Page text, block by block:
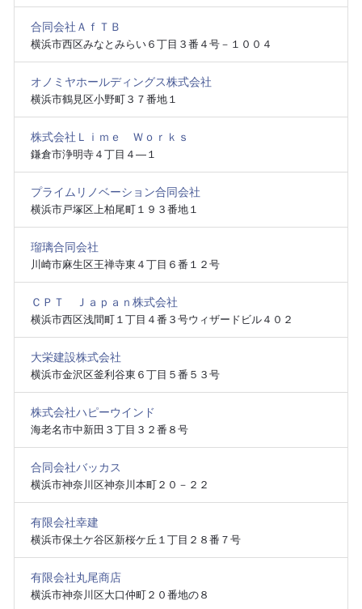
合同会社ＡｆＴＢ
横浜市西区みなとみらい６丁目３番４号－１００４
オノミヤホールディングス株式会社
横浜市鶴見区小野町３７番地１
株式会社Ｌｉｍｅ Ｗｏｒｋｓ
鎌倉市浄明寺４丁目４―１
プライムリノベーション合同会社
横浜市戸塚区上柏尾町１９３番地１
瑠璃合同会社
川崎市麻生区王禅寺東４丁目６番１２号
ＣＰＴ Ｊａｐａｎ株式会社
横浜市西区浅間町１丁目４番３号ウィザードビル４０２
大栄建設株式会社
横浜市金沢区釜利谷東６丁目５番５３号
株式会社ハピーウインド
海老名市中新田３丁目３２番８号
合同会社バッカス
横浜市神奈川区神奈川本町２０－２２
有限会社幸建
横浜市保土ケ谷区新桜ケ丘１丁目２８番７号
有限会社丸尾商店
横浜市神奈川区大口仲町２０番地の８